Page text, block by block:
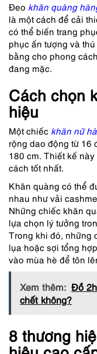
Đeo khăn quàng
là một cách để cải
có thể biến trang
phục ấn tượng và
bằng cho phong
đang mặc.
Cách chọn
hiệu
Một chiếc khăn nữ
rộng dao động từ 16
180 cm. Thiết kế
cách tốt nhất.
Khăn quàng có thể
nhau như vải
Những chiếc khăn
lựa chọn lý tưởng
Trong khi đó, những
lụa hoặc sợi tổng
vào mùa hè để tôn
Xem thêm: Đồ
chết không?
8 thương